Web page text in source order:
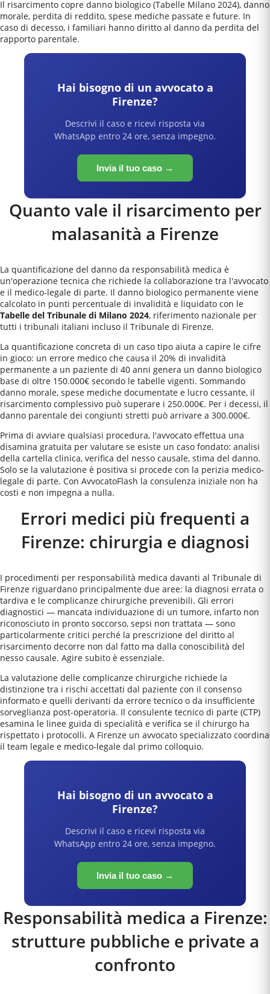
Il risarcimento copre danno biologico (Tabelle Milano 2024), danno
morale, perdita di reddito, spese mediche passate e future. In
caso di decesso, i familiari hanno diritto al danno da perdita del
rapporto parentale.
Hai bisogno di un avvocato a
Firenze?
Descrivi il caso e ricevi risposta via
WhatsApp entro 24 ore, senza impegno.
Invia il tuo caso →
Quanto vale il risarcimento per
malasanità a Firenze
La quantificazione del danno da responsabilità medica è
un'operazione tecnica che richiede la collaborazione tra l'avvocato
e il medico-legale di parte. Il danno biologico permanente viene
calcolato in punti percentuale di invalidità e liquidato con le
Tabelle del Tribunale di Milano 2024, riferimento nazionale per
tutti i tribunali italiani incluso il Tribunale di Firenze.
La quantificazione concreta di un caso tipo aiuta a capire le cifre
in gioco: un errore medico che causa il 20% di invalidità
permanente a un paziente di 40 anni genera un danno biologico
base di oltre 150.000€ secondo le tabelle vigenti. Sommando
danno morale, spese mediche documentate e lucro cessante, il
risarcimento complessivo può superare i 250.000€. Per i decessi, il
danno parentale dei congiunti stretti può arrivare a 300.000€.
Prima di avviare qualsiasi procedura, l'avvocato effettua una
disamina gratuita per valutare se esiste un caso fondato: analisi
della cartella clinica, verifica del nesso causale, stima del danno.
Solo se la valutazione è positiva si procede con la perizia medico-
legale di parte. Con AvvocatoFlash la consulenza iniziale non ha
costi e non impegna a nulla.
Errori medici più frequenti a
Firenze: chirurgia e diagnosi
I procedimenti per responsabilità medica davanti al Tribunale di
Firenze riguardano principalmente due aree: la diagnosi errata o
tardiva e le complicanze chirurgiche prevenibili. Gli errori
diagnostici — mancata individuazione di un tumore, infarto non
riconosciuto in pronto soccorso, sepsi non trattata — sono
particolarmente critici perché la prescrizione del diritto al
risarcimento decorre non dal fatto ma dalla conoscibilità del
nesso causale. Agire subito è essenziale.
La valutazione delle complicanze chirurgiche richiede la
distinzione tra i rischi accettati dal paziente con il consenso
informato e quelli derivanti da errore tecnico o da insufficiente
sorveglianza post-operatoria. Il consulente tecnico di parte (CTP)
esamina le linee guida di specialità e verifica se il chirurgo ha
rispettato i protocolli. A Firenze un avvocato specializzato coordina
il team legale e medico-legale dal primo colloquio.
Hai bisogno di un avvocato a
Firenze?
Descrivi il caso e ricevi risposta via
WhatsApp entro 24 ore, senza impegno.
Invia il tuo caso →
Responsabilità medica a Firenze:
strutture pubbliche e private a
confronto